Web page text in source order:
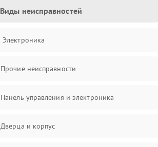
Виды неисправностей
Электроника
Прочие неисправности
Панель управления и электроника
Дверца и корпус